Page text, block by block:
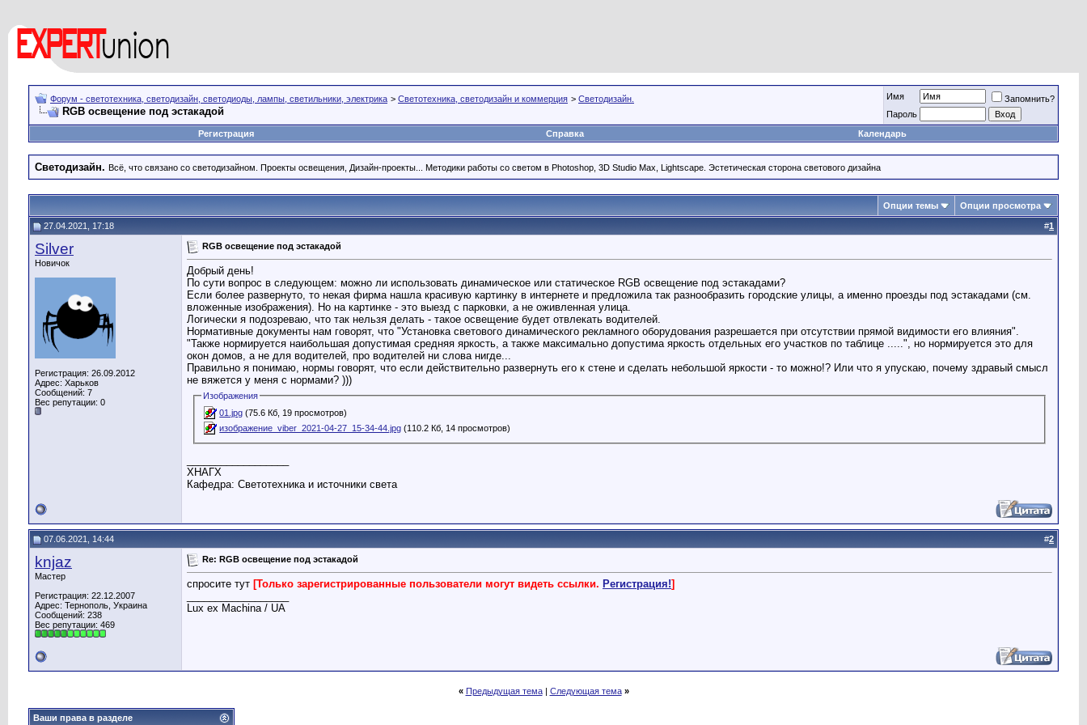
Форум - светотехника, светодизайн, светодиоды, лампы, светильники, электрика > Светотехника, светодизайн и коммерция > Светодизайн.
RGB освещение под эстакадой
Имя
Запомнить?
Пароль
Регистрация
Справка Календарь
Светодизайн. Всё, что связано со светодизайном. Проекты освещения, Дизайн-проекты... Методики работы со светом в Photoshop, 3D Studio Max, Lightscape. Эстетическая сторона светового дизайна
Опции темы Опции просмотра
27.04.2021, 17:18 #1
Silver
Новичок
Регистрация: 26.09.2012
Адрес: Харьков
Сообщений: 7
Вес репутации: 0
RGB освещение под эстакадой
Добрый день!
По сути вопрос в следующем: можно ли использовать динамическое или статическое RGB освещение под эстакадами?
Если более развернуто, то некая фирма нашла красивую картинку в интернете и предложила так разнообразить городские улицы, а именно проезды под эстакадами (см.
вложенные изображения). Но на картинке - это выезд с парковки, а не оживленная улица.
Логически я подозреваю, что так нельзя делать - такое освещение будет отвлекать водителей.
Нормативные документы нам говорят, что "Установка светового динамического рекламного оборудования разрешается при отсутствии прямой видимости его влияния".
"Также нормируется наибольшая допустимая средняя яркость, а также максимально допустима яркость отдельных его участков по таблице .....", но нормируется это для
окон домов, а не для водителей, про водителей ни слова нигде...
Правильно я понимаю, нормы говорят, что если действительно развернуть его к стене и сделать небольшой яркости - то можно!? Или что я упускаю, почему здравый смысл
не вяжется у меня с нормами? )))
Изображения
01.jpg (75.6 Кб, 19 просмотров)
изображение_viber_2021-04-27_15-34-44.jpg (110.2 Кб, 14 просмотров)
ХНАГХ
Кафедра: Светотехника и источники света
07.06.2021, 14:44 #2
knjaz
Мастер
Регистрация: 22.12.2007
Адрес: Тернополь, Украина
Сообщений: 238
Вес репутации: 469
Re: RGB освещение под эстакадой
спросите тут [Только зарегистрированные пользователи могут видеть ссылки. Регистрация!]
Lux ex Machina / UA
« Предыдущая тема| Следующая тема »
Ваши права в разделе